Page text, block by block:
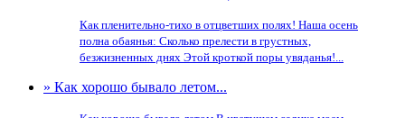
Как пленительно-тихо в отцветших полях! Наша осень
полна обаянья: Сколько прелести в грустных,
безжизненных днях Этой кроткой поры увяданья!...
» Как хорошо бывало летом...